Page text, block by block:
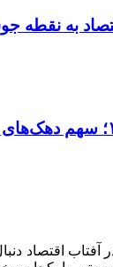
اقتصاد به
آفتاب اقتصاد